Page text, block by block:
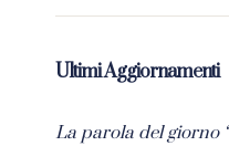
Ultimi Aggiornamenti
La parola del giorno